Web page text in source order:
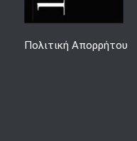
Πολιτική Απορρήτου